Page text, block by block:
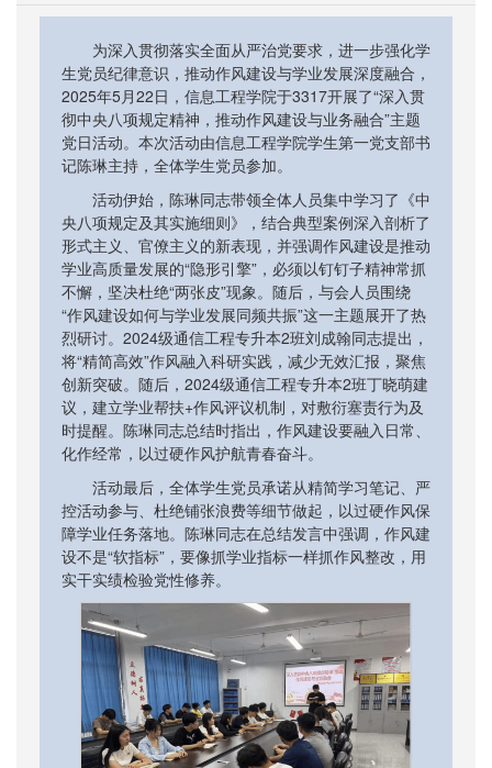
为深入贯彻落实全面从严治党要求，进一步强化学
生党员纪律意识，推动作风建设与学业发展深度融合，
2025年5月22日，信息工程学院于3317开展了“深入贯
彻中央八项规定精神，推动作风建设与业务融合”主题
党日活动。本次活动由信息工程学院学生第一党支部书
记陈琳主持，全体学生党员参加。
活动伊始，陈琳同志带领全体人员集中学习了《中
央八项规定及其实施细则》，结合典型案例深入剖析了
形式主义、官僚主义的新表现，并强调作风建设是推动
学业高质量发展的“隐形引擎”，必须以钉钉子精神常抓
不懈，坚决杜绝“两张皮”现象。随后，与会人员围绕
“作风建设如何与学业发展同频共振”这一主题展开了热
烈研讨。2024级通信工程专升本2班刘成翰同志提出，
将“精简高效”作风融入科研实践，减少无效汇报，聚焦
创新突破。随后，2024级通信工程专升本2班丁晓萌建
议，建立学业帮扶+作风评议机制，对敷衍塞责行为及
时提醒。陈琳同志总结时指出，作风建设要融入日常、
化作经常，以过硬作风护航青春奋斗。
活动最后，全体学生党员承诺从精简学习笔记、严
控活动参与、杜绝铺张浪费等细节做起，以过硬作风保
障学业任务落地。陈琳同志在总结发言中强调，作风建
设不是“软指标”，要像抓学业指标一样抓作风整改，用
实干实绩检验党性修养。